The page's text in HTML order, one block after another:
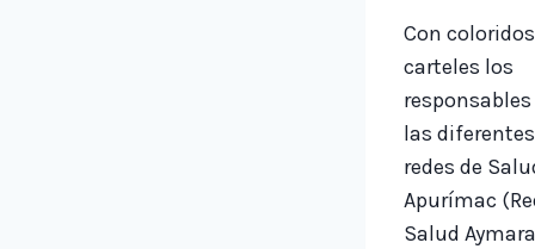
Con coloridos
carteles los
responsables
las diferentes
redes de
Apurímac
Salud